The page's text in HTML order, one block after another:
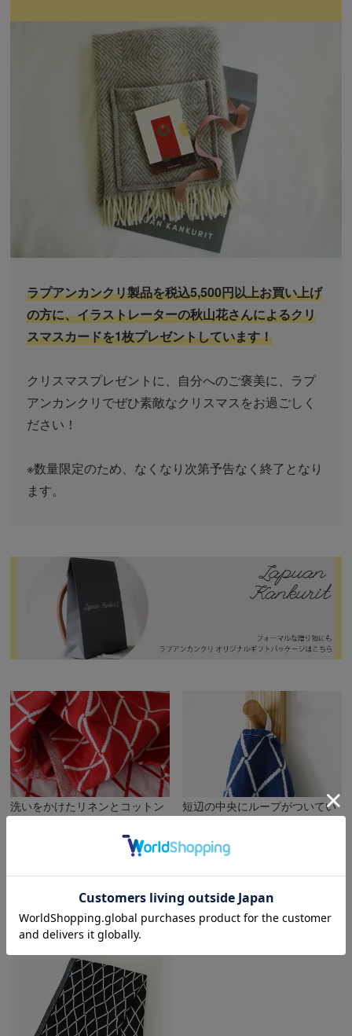
ラプアンカンクリ製品を税込5,500円以上お買い上げ
の方に、イラストレーターの秋山花さんによるクリ
スマスカードを1枚プレゼントしています！
クリスマスプレゼントに、自分へのご褒美に、ラプ
アンカンクリでぜひ素敵なクリスマスをお過ごしく
ださい！
※数量限定のため、なくなり次第予告なく終了となり
ます。
洗いをかけたリネンとコットン
ってみてほしい心地よさです。
短辺の中央にループがついてい
バリエーションの詳細（タップで拡大します）
ブラック